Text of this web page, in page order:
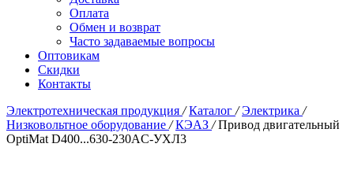
Оплата
Обмен и возврат
Часто задаваемые вопросы
Оптовикам
Скидки
Контакты
Электротехническая продукция / Каталог / Электрика /
Низковольтное оборудование / КЭАЗ / Привод двигательный
OptiMat D400...630-230AC-УХЛ3